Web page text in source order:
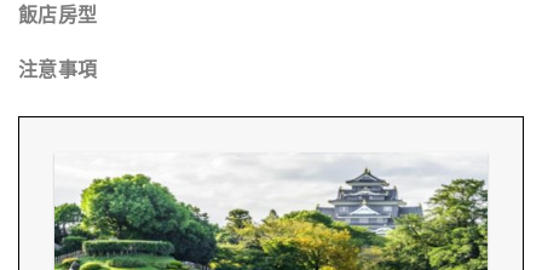
飯店房型
注意事項